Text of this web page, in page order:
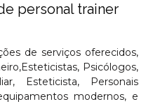
personal trainer
de serviços oferecidos,
Psicólogos,
Esteticista, Personais
modernos, e